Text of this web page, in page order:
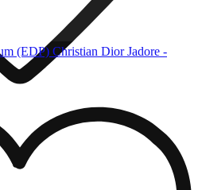
(EDP) Christian Dior Jadore -